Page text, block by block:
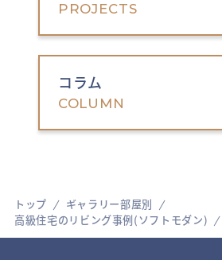
トップ
ギャラリー部屋別
高級住宅のリビング事例(ソフトモダン)
PROJECTS
コラム
COLUMN